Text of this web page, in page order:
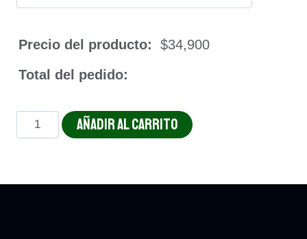
Precio del producto: $34,900
Total del pedido:
PECHUGA
CON
AÑADIR AL CARRITO